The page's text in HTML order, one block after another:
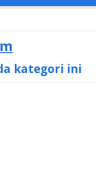
kategori ini